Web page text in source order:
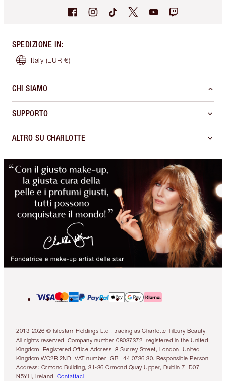
SPEDIZIONE IN:
Italy (EUR €)
CHI SIAMO
SUPPORTO
ALTRO SU CHARLOTTE
2013-2026 © Islestarr Holdings Ltd., trading as Charlotte Tilbury Beauty.
All rights reserved. Company number 08037372, registered in the United
Kingdom. Registered Office Address: 8 Surrey Street, London, United
Kingdom WC2R 2ND. VAT number: GB 144 0736 30. Responsible Person
Address: Ormond Building, 31-36 Ormond Quay Upper, Dublin 7, D07
N5YH, Ireland. Contattaci